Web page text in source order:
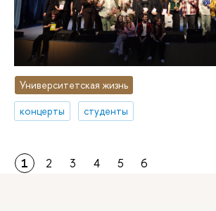
Университетская жизнь
концерты
студенты
1 2 3 4 5 6